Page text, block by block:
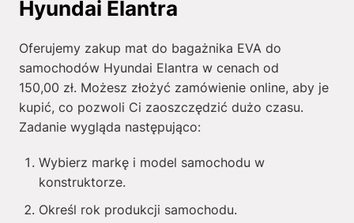
Hyundai Elantra
Oferujemy zakup mat do bagażnika EVA do
samochodów Hyundai Elantra w cenach od
150,00 zł. Możesz złożyć zamówienie online, aby je
kupić, co pozwoli Ci zaoszczędzić dużo czasu.
Zadanie wygląda następująco:
Wybierz markę i model samochodu w
konstruktorze.
Określ rok produkcji samochodu.